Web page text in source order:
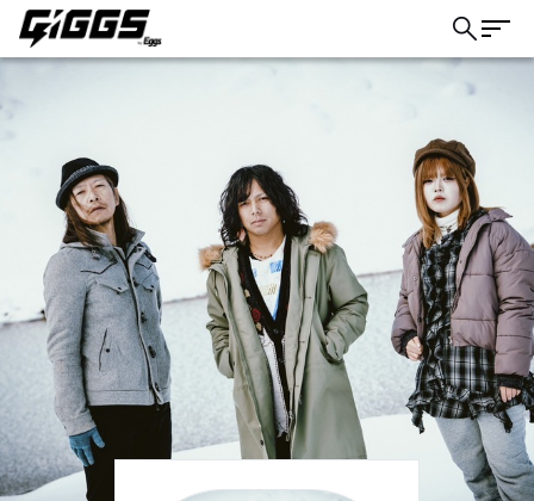
ライブ体験をもっと楽しく、もっと便利
こちら